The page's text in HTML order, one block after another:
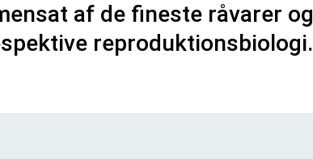
af de fineste råvarer og
reproduktionsbiologi.